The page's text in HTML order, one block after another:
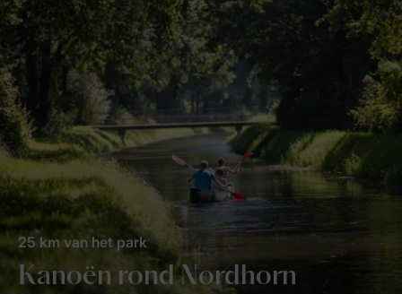
Kanoën rond Nordhorn
25 km van het park